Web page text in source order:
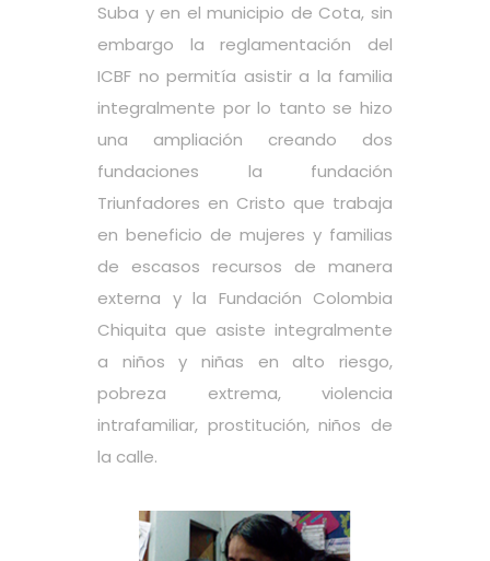
Suba y en el municipio de Cota, sin
embargo la reglamentación del
ICBF no permitía asistir a la familia
integralmente por lo tanto se hizo
una ampliación creando dos
fundaciones la fundación
Triunfadores en Cristo que trabaja
en beneficio de mujeres y familias
de escasos recursos de manera
externa y la Fundación Colombia
Chiquita que asiste integralmente
a niños y niñas en alto riesgo,
pobreza extrema, violencia
intrafamiliar, prostitución, niños de
la calle.